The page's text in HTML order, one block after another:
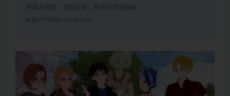
充值未到账，资源失效，联系管理员邮箱：
acg56789@hotmail.com